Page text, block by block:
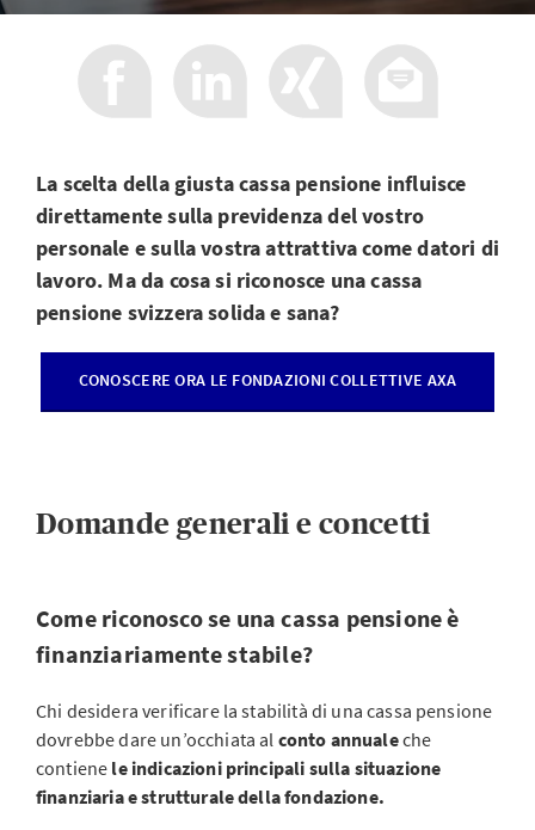
La scelta della giusta cassa pensione influisce
direttamente sulla previdenza del vostro
personale e sulla vostra attrattiva come datori di
lavoro. Ma da cosa si riconosce una cassa
pensione svizzera solida e sana?
CONOSCERE ORA LE FONDAZIONI COLLETTIVE AXA
Domande generali e concetti
Come riconosco se una cassa pensione è
finanziariamente stabile?
Chi desidera verificare la stabilità di una cassa pensione
dovrebbe dare un’occhiata al conto annualeche
contiene le indicazioni principali sulla situazione
finanziaria e strutturale della fondazione.